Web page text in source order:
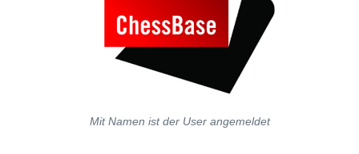
Mit Namen ist der User angemeldet